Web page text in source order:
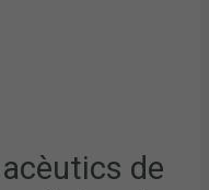
de